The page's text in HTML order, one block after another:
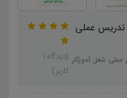
تدریس عملی
شغل آموزگار
(دیدگاه 1
کاربر)